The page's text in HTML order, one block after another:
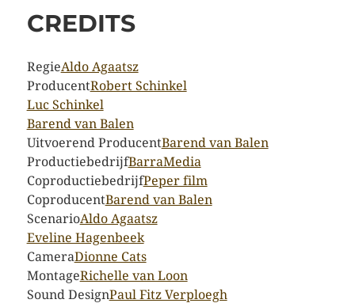
CREDITS
RegieAldo Agaatsz
ProducentRobert Schinkel
Luc Schinkel
Barend van Balen
Uitvoerend ProducentBarend van Balen
ProductiebedrijfBarraMedia
CoproductiebedrijfPeper film
CoproducentBarend van Balen
ScenarioAldo Agaatsz
Eveline Hagenbeek
CameraDionne Cats
MontageRichelle van Loon
Sound DesignPaul Fitz Verploegh